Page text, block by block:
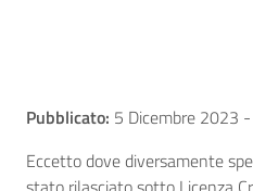
Pubblicato: 5 Dicembre 2023 -
Eccetto dove diversamente